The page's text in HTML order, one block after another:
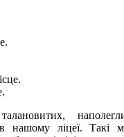
в нашому ліцеї. Такі